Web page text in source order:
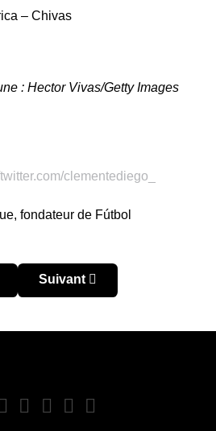
– Chivas
: Hector Vivas/Getty Images
fondateur de Fútbol
: Mexique – Clausura 2023 :
Article suivant : Mexique –
Suivant